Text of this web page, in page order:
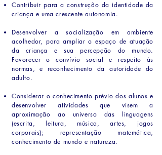
Contribuir para a construção da identidade da
criança e uma crescente autonomia.
Desenvolver a socialização em ambiente
acolhedor, para ampliar o espaço de atuação
da criança e sua percepção do mundo.
Favorecer o convívio social e respeito às
normas, e reconhecimento da autoridade do
adulto.
Considerar o conhecimento prévio dos alunos e
desenvolver atividades que visem a
aproximação ao universo das linguagens
(escrita, leitura, música, artes, jogos
corporais); representação matemática,
conhecimento de mundo e natureza.